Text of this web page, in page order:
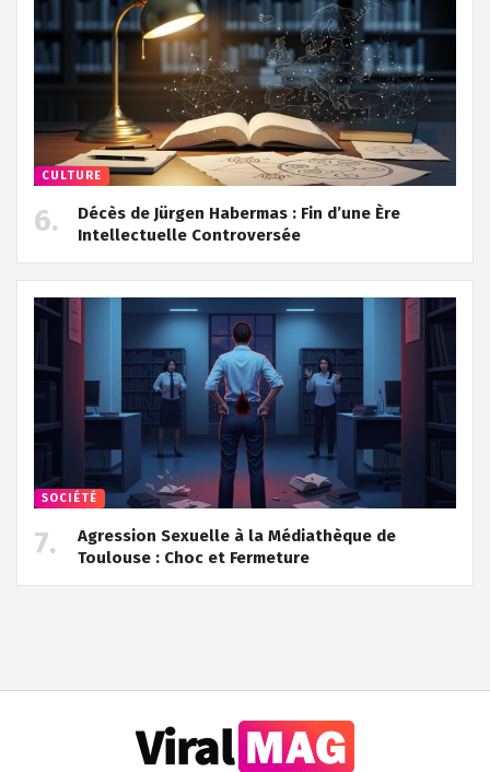
CULTURE
Décès de Jürgen Habermas : Fin d’une Ère
Intellectuelle Controversée
SOCIÉTÉ
Agression Sexuelle à la Médiathèque de
Toulouse : Choc et Fermeture